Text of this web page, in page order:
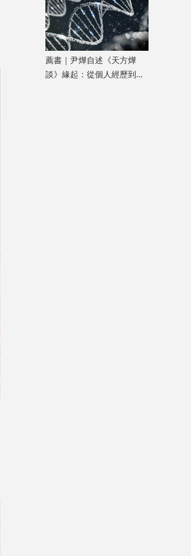
薦書｜尹燁自述《天方燁
談》緣起：從個人經歷到生